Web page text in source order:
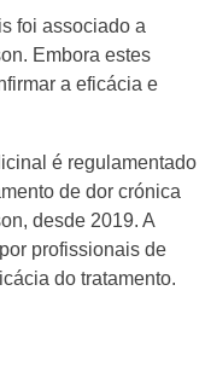
foi associado a
Embora estes
a eficácia e
é regulamentado
de dor crónica
desde 2019. A
profissionais de
do tratamento.